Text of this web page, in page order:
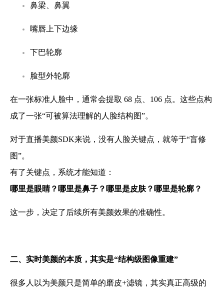
鼻梁、鼻翼
嘴唇上下边缘
下巴轮廓
脸型外轮廓
在一张标准人脸中，通常会提取 68 点、106 点。这些点构
成了一张“可被算法理解的人脸结构图”。
对于直播美颜SDK来说，没有人脸关键点，就等于“盲修
图”。
有了关键点，系统才能知道：
哪里是眼睛？哪里是鼻子？哪里是皮肤？哪里是轮廓？
这一步，决定了后续所有美颜效果的准确性。
二、实时美颜的本质，其实是“结构级图像重建”
很多人以为美颜只是简单的磨皮+滤镜，其实真正高级的